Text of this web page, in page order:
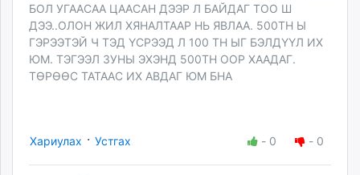
БОЛ УГААСАА ЦААСАН ДЭЭР Л БАЙДАГ ТОО Ш
ДЭЭ..ОЛОН ЖИЛ ХЯНАЛТААР НЬ ЯВЛАА. 500ТН Ы
ГЭРЭЭТЭЙ Ч ТЭД ҮСРЭЭД Л 100 ТН ЫГ БЭЛДҮҮЛ ИХ
ЮМ. ТЭГЭЭЛ ЗУНЫ ЭХЭНД 500ТН ООР ХААДАГ.
ТӨРӨӨС ТАТААС ИХ АВДАГ ЮМ БНА
Хариулах · Устгах - 0 - 0